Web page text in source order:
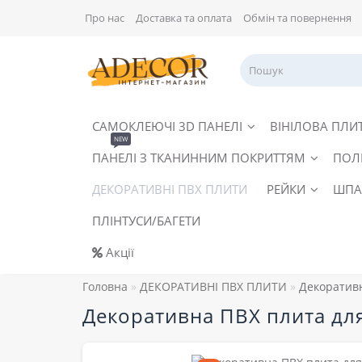
Про нас Доставка та оплата Обмін та повернення
САМОКЛЕЮЧІ 3D ПАНЕЛІ
ВІНІЛОВА
ПАНЕЛІ З ТКАНИННИМ ПОКРИТТЯМ
NEW
ДЕКОРАТИВНІ ПВХ ПЛИТИ
РЕЙКИ
ПЛІНТУСИ/БАГЕТИ
Акції
Головна ДЕКОРАТИВНІ ПВХ ПЛИТИ
Декоративна ПВХ плита